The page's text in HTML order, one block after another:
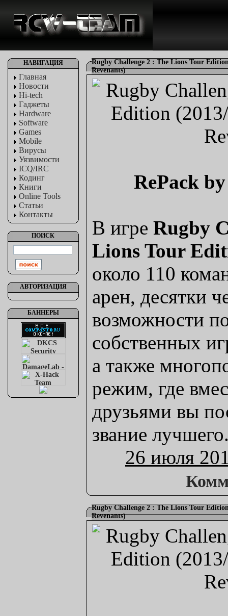
НАВИГАЦИЯ
Главная
Новости
Hi-tech
Гаджеты
Hardware
Software
Games
Mobile
Вирусы
Уязвимости
ICQ/IRC
Кодинг
Книги
Online Tools
Статьи
Контакты
ПОИСК
АВТОРИЗАЦИЯ
БАННЕРЫ
Rugby Challenge 2 : The Lions Tour
Revenants)
RePack
В игре Rugby
Lions Tour
около 110
арен, десятки
возможности
собственных
а также
режим, где
друзьями вы
звание
26 июля
Rugby Challenge 2 : The Lions Tour
Revenants)